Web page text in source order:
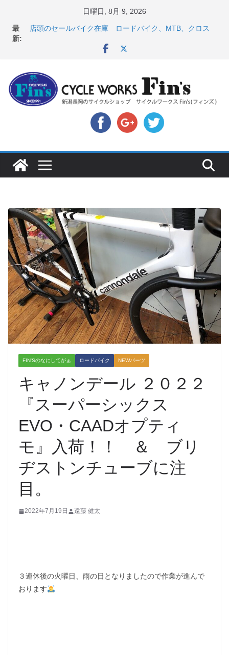
日曜日, 8月 9, 2026
最
新:
【 重要 】お支払いについて ＆ クロスバイクのカスタ
ムと、入荷してきました人気商品ピックアップ！
店頭のセールバイク在庫 ロードバイク、MTB、クロス
バイクなど（２０２６・７・１０ 現在）
トス カスタム！と、２０２７年モデル スコット入荷。
8月1・2日 YOELEO試乗会とオフ会開催！！ ＆
LAZER 最高峰ヘルメットが３０〜４０％OFF セール
店頭のセールバイク在庫 ロードバイク、MTB、クロス
バイクなど（２０２６・７・１７ 現在）
FIN'Sのなにしてがぁ ロードバイク NEWパーツ
キャノンデール ２０２２
『スーパーシックス
EVO・CAADオプティ
モ』入荷！！ ＆ ブリ
ヂストンチューブに注
目。
2022年7月19日 遠藤 健太
３連休後の火曜日、雨の日となりましたので作業が進んで
おります